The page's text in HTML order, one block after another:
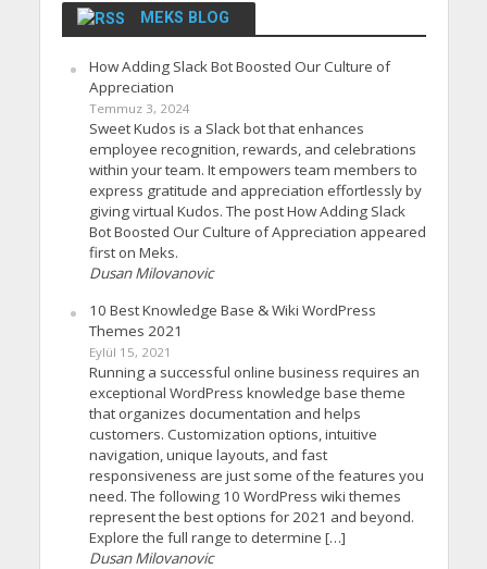
MEKS BLOG
How Adding Slack Bot Boosted Our Culture of
Appreciation
Temmuz 3, 2024
Sweet Kudos is a Slack bot that enhances
employee recognition, rewards, and celebrations
within your team. It empowers team members to
express gratitude and appreciation effortlessly by
giving virtual Kudos. The post How Adding Slack
Bot Boosted Our Culture of Appreciation appeared
first on Meks.
Dusan Milovanovic
10 Best Knowledge Base & Wiki WordPress
Themes 2021
Eylül 15, 2021
Running a successful online business requires an
exceptional WordPress knowledge base theme
that organizes documentation and helps
customers. Customization options, intuitive
navigation, unique layouts, and fast
responsiveness are just some of the features you
need. The following 10 WordPress wiki themes
represent the best options for 2021 and beyond.
Explore the full range to determine […]
Dusan Milovanovic